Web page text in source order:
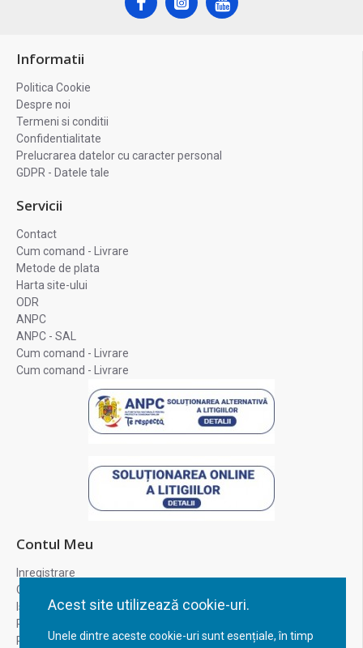
Acest site utilizează cookie-uri.
Unele dintre aceste cookie-uri sunt esențiale, în timp
Informatii
Politica Cookie
Despre noi
Termeni si conditii
Confidentialitate
Prelucrarea datelor cu caracter personal
GDPR - Datele tale
Servicii
Contact
Cum comand - Livrare
Metode de plata
Harta site-ului
ODR
ANPC
ANPC - SAL
Cum comand - Livrare
Cum comand - Livrare
Contul Meu
Inregistrare
Contul meu
Istoric comenzi
Recuperare parola
Returnare produs